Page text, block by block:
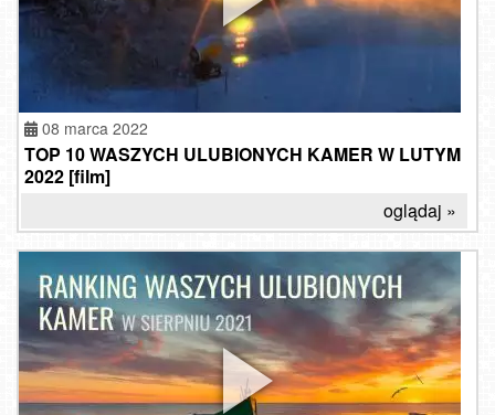
08 marca 2022
TOP 10 WASZYCH ULUBIONYCH KAMER W LUTYM
2022 [film]
oglądaj »